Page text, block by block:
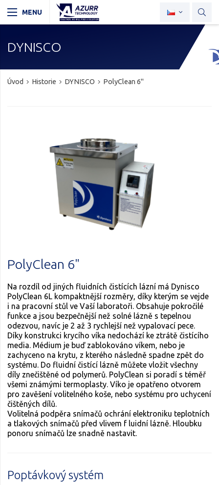
DYNISCO
Úvod Historie DYNISCO PolyClean 6"
PolyClean 6"
Na rozdíl od jiných fluidních čistících lázní má Dynisco
PolyClean 6L kompaktnější rozměry, díky kterým se vejde
i na pracovní stůl ve Vaší laboratoři. Obsahuje pokročilé
funkce a jsou bezpečnější než solné lázně s tepelnou
odezvou, navíc je 2 až 3 rychlejší než vypalovací pece.
Díky konstrukci krycího víka nedochází ke ztrátě čistícího
media. Médium je buď zablokováno víkem, nebo je
zachyceno na krytu, z kterého následně spadne zpět do
systému. Do fluidní čistící lázně můžete vložit všechny
díly znečištěné od polymerů. PolyClean si poradí s téměř
všemi známými termoplasty. Víko je opatřeno otvorem
pro zavěšení volitelného koše, nebo systému pro uchycení
čištěných dílů.
Volitelná podpěra snímačů ochrání elektroniku teplotních
a tlakových snímačů před vlivem f luidní lázně. Hloubku
ponoru snímačů lze snadně nastavit.
Poptávkový systém